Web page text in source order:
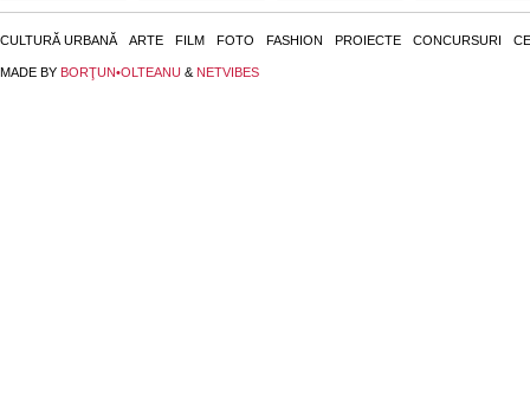
CULTURĂ URBANĂ ARTE FILM FOTO FASHION PROIECTE CONCURSURI
MADE BY BORŢUN•OLTEANU & NETVIBES